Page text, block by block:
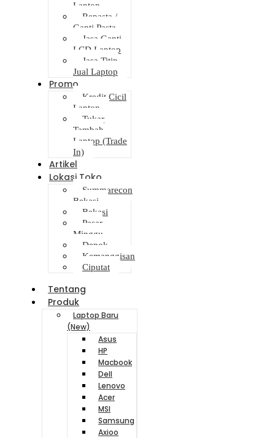
Laptop
Repasta /
Ganti Pasta
Jasa Ganti
LCD Laptop
Jasa Titip
Jual Laptop
Promo
Kredit Cicil
Laptop
Tukar
Tambah
Laptop (Trade
In)
Artikel
Lokasi Toko
Summarecon
Bekasi
Bekasi
Pasar
Minggu
Depok
Kemanggisan
Ciputat
Tentang
Produk
Laptop Baru
(New)
Asus
HP
Macbook
Dell
Lenovo
Acer
MSI
Samsung
Axioo